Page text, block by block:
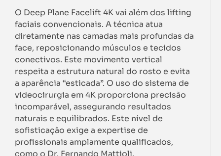
O Deep Plane Facelift 4K vai além dos lifting
faciais convencionais. A técnica atua
diretamente nas camadas mais profundas da
face, reposicionando músculos e tecidos
conectivos. Este movimento vertical
respeita a estrutura natural do rosto e evita
a aparência “esticada”. O uso do sistema de
videocirurgia em 4K proporciona precisão
incomparável, assegurando resultados
naturais e equilibrados. Este nível de
sofisticação exige a expertise de
profissionais amplamente qualificados,
como o Dr. Fernando Mattioli.